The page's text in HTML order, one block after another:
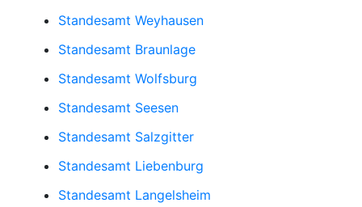
Standesamt Weyhausen
Standesamt Braunlage
Standesamt Wolfsburg
Standesamt Seesen
Standesamt Salzgitter
Standesamt Liebenburg
Standesamt Langelsheim